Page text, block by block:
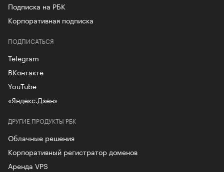
Подписка на РБК
Корпоративная подписка
ДРУГИЕ ПРОДУКТЫ РБК
Облачные решения
Корпоративный регистратор доменов
Аренда VPS
ПОДПИСАТЬСЯ
Telegram
ВКонтакте
YouTube
«Яндекс.Дзен»